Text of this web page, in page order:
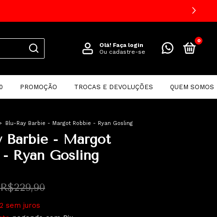
Olá! Faça login
Ou cadastre-se
0
PROMOÇÃO TROCAS E DEVOLUÇÕES QUEM SOMOS
Blu-Ray Barbie - Margot Robbie - Ryan Gosling
Barbie - Margot
Ryan Gosling
R$229,90
sem juros